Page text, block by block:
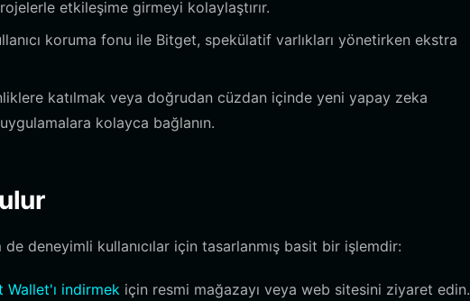
etkileşime girmeyi kolaylaştırır.
koruma fonu ile Bitget, spekülatif varlıkları yönetirken ekstra
katılmak veya doğrudan cüzdan içinde yeni yapay zeka
kolayca bağlanın.
deneyimli kullanıcılar için tasarlanmış basit bir işlemdir:
Wallet'ı indirmek için resmi mağazayı veya web sitesini ziyaret edin.